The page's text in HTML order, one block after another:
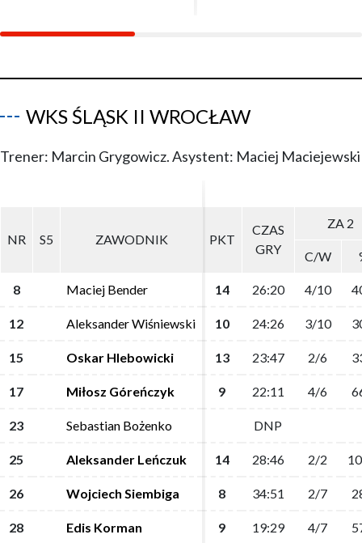
WKS ŚLĄSK II WROCŁAW
Trener: Marcin Grygowicz. Asystent: Maciej Maciejewski
NR S5 ZAWODNIK PKT
CZAS
GRY
ZA 2
C/W
8 Maciej Bender 14 26:20 4/10
12 Aleksander Wiśniewski 10 24:26 3/10
15 Oskar Hlebowicki 13 23:47 2/6
17 Miłosz Góreńczyk 9 22:11 4/6
23 Sebastian Bożenko DNP
25 Aleksander Leńczuk 14 28:46 2/2
26 Wojciech Siembiga 8 34:51 2/7
28 Edis Korman 9 19:29 4/7
NR S5 ZAWODNIK PKT
CZAS
GRY
ZA 2
C/W
8 Maciej Bender 14 26:20 4/10
12 Aleksander Wiśniewski 10 24:26 3/10
15 Oskar Hlebowicki 13 23:47 2/6
17 Miłosz Góreńczyk 9 22:11 4/6
23 Sebastian Bożenko DNP
25 Aleksander Leńczuk 14 28:46 2/2
26 Wojciech Siembiga 8 34:51 2/7
28 Edis Korman 9 19:29 4/7